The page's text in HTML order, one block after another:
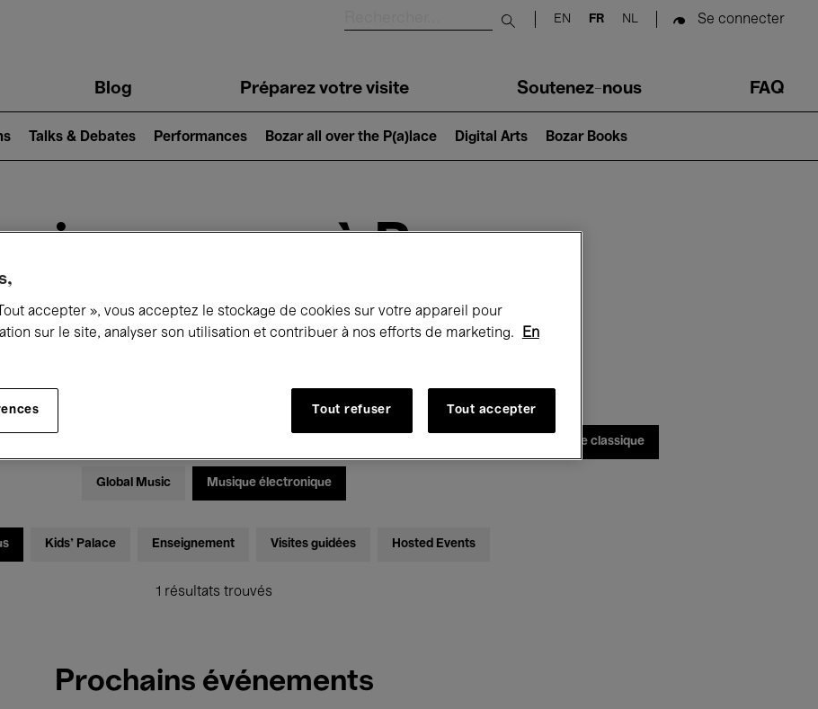
Submit search
EN FR NL Se connecter
Blog Préparez votre visite Soutenez-nous FAQ
Talks & Debates Performances Bozar all over the P(a)lace Digital Arts Bozar Books
se passe à Bozar
Prochains 7 jours Mars
Lundi 01 - Mercredi 31 Mars 2027
Musique classique
Global Music Musique électronique
Kids’ Palace Enseignement Visites guidées Hosted Events
1 résultats trouvés
Prochains événements
accepter », vous acceptez le stockage de cookies sur votre appareil pour
sur le site, analyser son utilisation et contribuer à nos efforts de marketing.
En
Tout refuser Tout accepter